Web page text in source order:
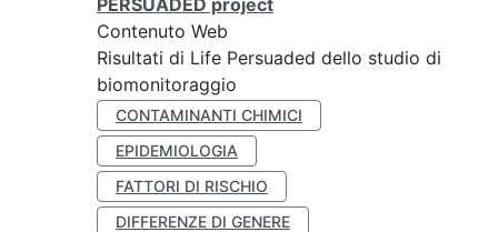
PERSUADED project
Contenuto Web
Risultati di Life Persuaded dello studio di
biomonitoraggio
CONTAMINANTI CHIMICI
EPIDEMIOLOGIA
FATTORI DI RISCHIO
DIFFERENZE DI GENERE